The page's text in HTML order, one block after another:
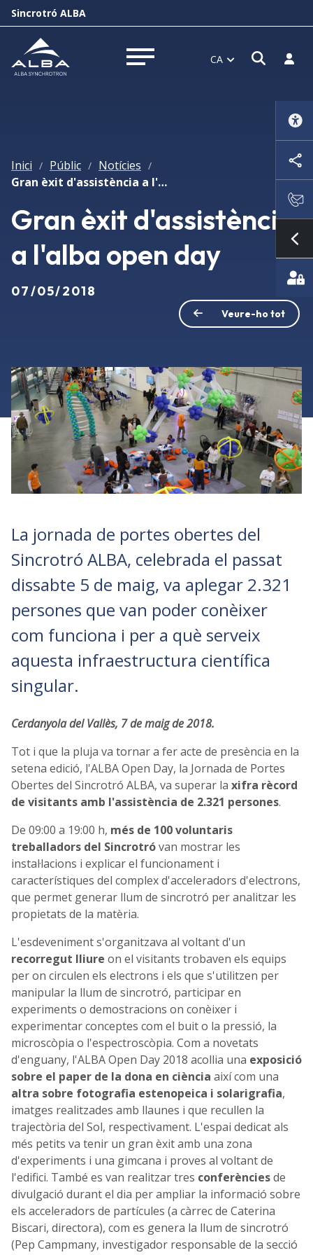
Sincrotró ALBA
Obrir menú CA Obrir
Inici / Públic / Notícies /
Gran èxit d'assistència a l'alba open day
Gran èxit d'assistència
a l'alba open day
07/05/2018
Veure-ho tot
La jornada de portes obertes del
Sincrotró ALBA, celebrada el passat
dissabte 5 de maig, va aplegar 2.321
persones que van poder conèixer
com funciona i per a què serveix
aquesta infraestructura científica
singular.
Cerdanyola del Vallès, 7 de maig de 2018.
Tot i que la pluja va tornar a fer acte de presència en la
setena edició, l'ALBA Open Day, la Jornada de Portes
Obertes del Sincrotró ALBA, va superar la xifra rècord
de visitants amb l'assistència de 2.321 persones.
De 09:00 a 19:00 h, més de 100 voluntaris
treballadors del Sincrotróvan mostrar les
instal·lacions i explicar el funcionament i
característiques del complex d'acceleradors d'electrons,
que permet generar llum de sincrotró per analitzar les
propietats de la matèria.
L'esdeveniment s'organitzava al voltant d'un
recorregut lliure on el visitants trobaven els equips
per on circulen els electrons i els que s'utilitzen per
manipular la llum de sincrotró, participar en
experiments o demostracions on conèixer i
experimentar conceptes com el buit o la pressió, la
microscòpia o l'espectroscòpia. Com a novetats
d'enguany, l'ALBA Open Day 2018 acollia una exposició
sobre el paper de la dona en ciència així com una
altra sobre fotografia estenopeica i solarigrafia,
imatges realitzades amb llaunes i que recullen la
trajectòria del Sol, respectivament. L'espai dedicat als
més petits va tenir un gran èxit amb una zona
d'experiments i una gimcana i proves al voltant de
l'edifici. També es van realitzar tres conferènciesde
divulgació durant el dia per ampliar la informació sobre
els acceleradors de partícules (a càrrec de Caterina
Biscari, directora), com es genera la llum de sincrotró
(Pep Campmany, investigador responsable de la secció